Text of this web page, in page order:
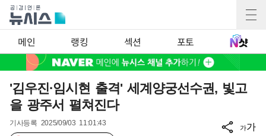
메인 랭킹 섹션 포토
'김우진·임시현 출격' 세계양궁선수권, 빛고
을 광주서 펼쳐진다
기사등록 2025/09/03 11:01:43
가가